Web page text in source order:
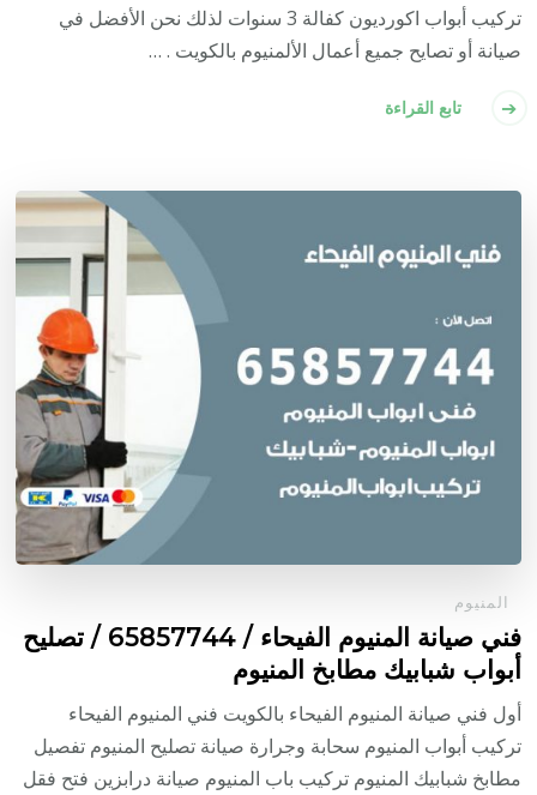
تركيب أبواب اكورديون كفالة 3 سنوات لذلك نحن الأفضل في
صيانة أو تصايح جميع أعمال الألمنيوم بالكويت . …
تابع القراءة
المنيوم
فني صيانة المنيوم الفيحاء / 65857744 / تصليح
أبواب شبابيك مطابخ المنيوم
أول فني صيانة المنيوم الفيحاء بالكويت فني المنيوم الفيحاء
تركيب أبواب المنيوم سحابة وجرارة صيانة تصليح المنيوم تفصيل
مطابخ شبابيك المنيوم تركيب باب المنيوم صيانة درابزين فتح فقل